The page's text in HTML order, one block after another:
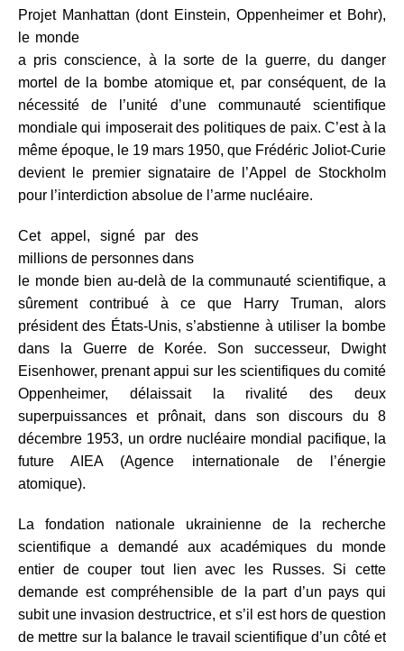
Projet Manhattan (dont Einstein, Oppenheimer et Bohr),
le monde
a pris conscience, à la sorte de la guerre, du danger
mortel de la bombe atomique et, par conséquent, de la
nécessité de l’unité d’une communauté scientifique
mondiale qui imposerait des politiques de paix. C’est à la
même époque, le 19 mars 1950, que Frédéric Joliot-Curie
devient le premier signataire de l’Appel de Stockholm
pour l’interdiction absolue de l’arme nucléaire.
Cet appel, signé par des
millions de personnes dans
le monde bien au-delà de la communauté scientifique, a
sûrement contribué à ce que Harry Truman, alors
président des États-Unis, s’abstienne à utiliser la bombe
dans la Guerre de Korée. Son successeur, Dwight
Eisenhower, prenant appui sur les scientifiques du comité
Oppenheimer, délaissait la rivalité des deux
superpuissances et prônait, dans son discours du 8
décembre 1953, un ordre nucléaire mondial pacifique, la
future AIEA (Agence internationale de l’énergie
atomique).
La fondation nationale ukrainienne de la recherche
scientifique a demandé aux académiques du monde
entier de couper tout lien avec les Russes. Si cette
demande est compréhensible de la part d’un pays qui
subit une invasion destructrice, et s’il est hors de question
de mettre sur la balance le travail scientifique d’un côté et